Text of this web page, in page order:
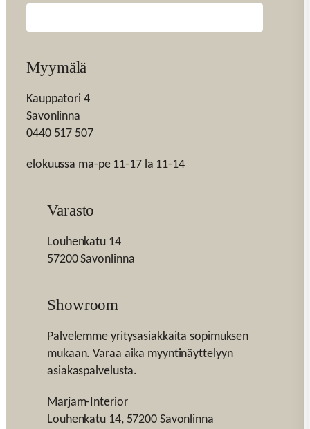
Myymälä
Kauppatori 4
Savonlinna
0440 517 507
elokuussa ma-pe 11-17 la 11-14
Varasto
Louhenkatu 14
57200 Savonlinna
Showroom
Palvelemme yritysasiakkaita sopimuksen
mukaan. Varaa aika myyntinäyttelyyn
asiakaspalvelusta.
Marjam-Interior
Louhenkatu 14, 57200 Savonlinna